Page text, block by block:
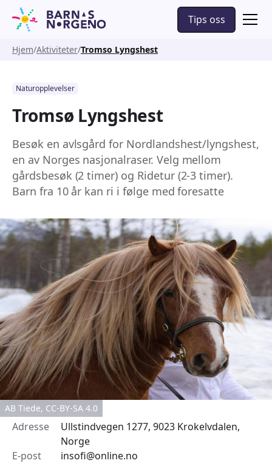
Tips oss
Hjem Aktiviteter Tromso Lyngshest
Naturopplevelser
Tromsø Lyngshest
Besøk en avlsgård for Nordlandshest/lyngshest,
en av Norges nasjonalraser. Velg mellom
gårdsbesøk (2 timer) og Ridetur (2-3 timer).
Barn fra 10 år kan ri i følge med foresatte
AB Tiede, CC-BY-SA 4.0
Adresse
Ullstindvegen 1277, 9023 Krokelvdalen,
Norge
E-post
insofi@online.no